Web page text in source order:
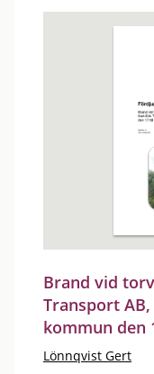
Brand vid
Transport
kommun den
Lönnqvist Gert